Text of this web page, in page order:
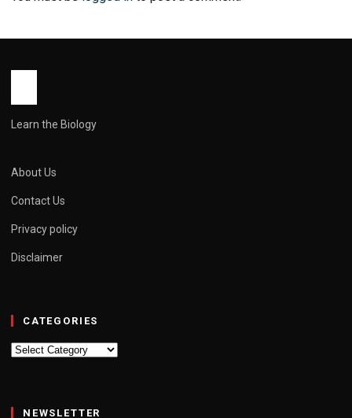
Learn the Biology
About Us
Contact Us
Privacy policy
Disclaimer
CATEGORIES
Categories
NEWSLETTER